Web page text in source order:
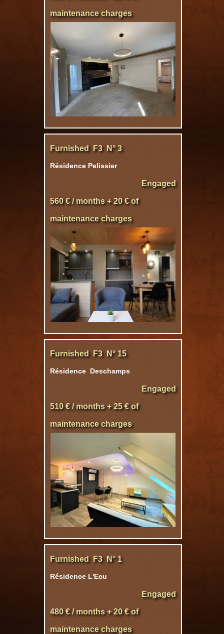
maintenance charges
Furnished F3 N° 3
Résidence Pelissier
Engaged
560 € / months + 20 € of
maintenance charges
Furnished F3 N° 15
Résidence Deschamps
Engaged
510 € / months + 25 € of
maintenance charges
Furnished F3 N° 1
Résidence L'Ecu
Engaged
480 € / months + 20 € of
maintenance charges